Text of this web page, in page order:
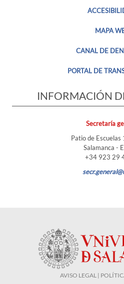
MAPA
CANAL DE
PORTAL DE
INFORMACIÓN
Secretaría
Patio de
Salamanca -
+34 923 29
AVISO LEGAL |